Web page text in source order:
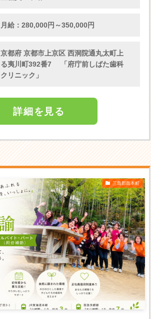
月給：280,000円～350,000円
京都府 京都市上京区 西洞院通丸太町上
る夷川町392番7 「府庁前しばた歯科
クリニック」
詳細を見る
三島郡島本町